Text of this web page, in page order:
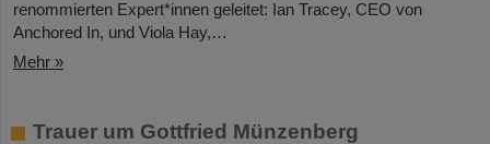
renommierten Expert*innen geleitet: Ian Tracey, CEO von
Anchored In, und Viola Hay,…
Mehr »
Trauer um Gottfried Münzenberg